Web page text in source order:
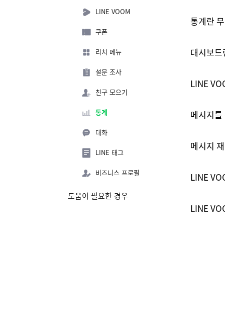
LINE VOOM
쿠폰
리치 메뉴
설문 조사
친구 모으기
통계
대화
LINE 태그
비즈니스 프로필
도움이 필요한 경우
통계란
대시보
LINE
메시지
메시지
LINE
LINE